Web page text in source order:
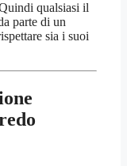
qualsiasi il
parte di un
sia i suoi